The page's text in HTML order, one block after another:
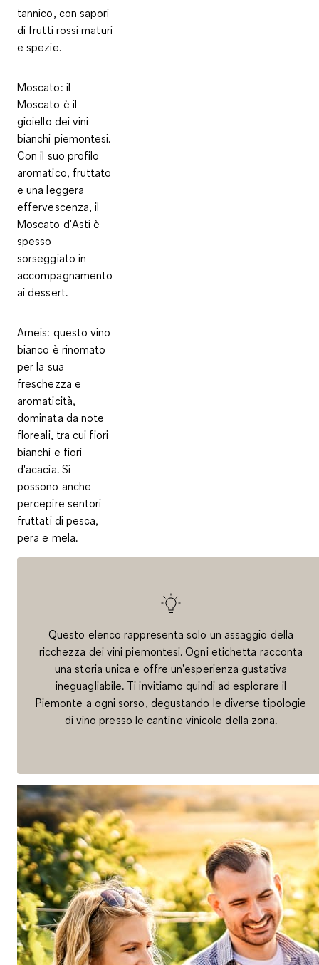
tannico, con sapori
di frutti rossi maturi
e spezie.
Moscato: il
Moscato è il
gioiello dei vini
bianchi piemontesi.
Con il suo profilo
aromatico, fruttato
e una leggera
effervescenza, il
Moscato d'Asti è
spesso
sorseggiato in
accompagnamento
ai dessert.
Arneis: questo vino
bianco è rinomato
per la sua
freschezza e
aromaticità,
dominata da note
floreali, tra cui fiori
bianchi e fiori
d'acacia. Si
possono anche
percepire sentori
fruttati di pesca,
pera e mela.
Questo elenco rappresenta solo un assaggio della
ricchezza dei vini piemontesi. Ogni etichetta racconta
una storia unica e offre un'esperienza gustativa
ineguagliabile. Ti invitiamo quindi ad esplorare il
Piemonte a ogni sorso, degustando le diverse tipologie
di vino presso le cantine vinicole della zona.